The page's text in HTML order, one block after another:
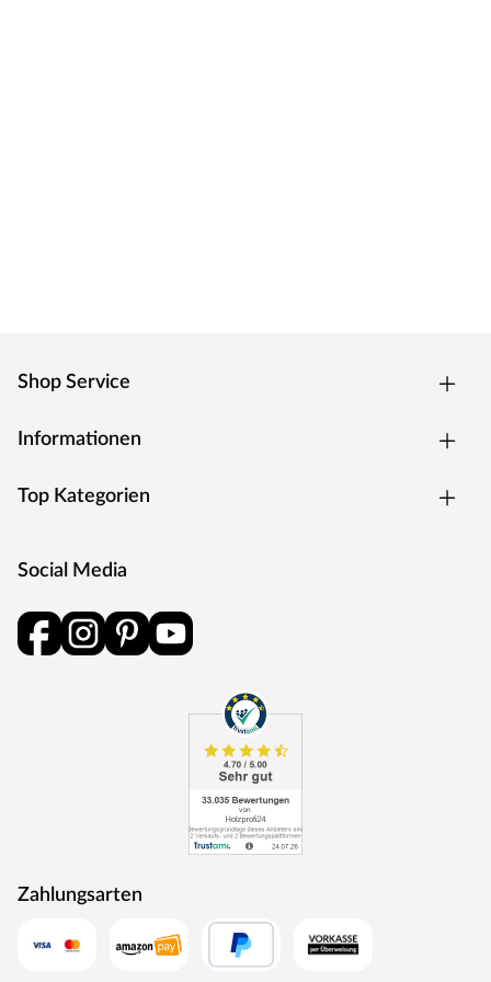
Shop Service
Informationen
Top Kategorien
Social Media
Zahlungsarten